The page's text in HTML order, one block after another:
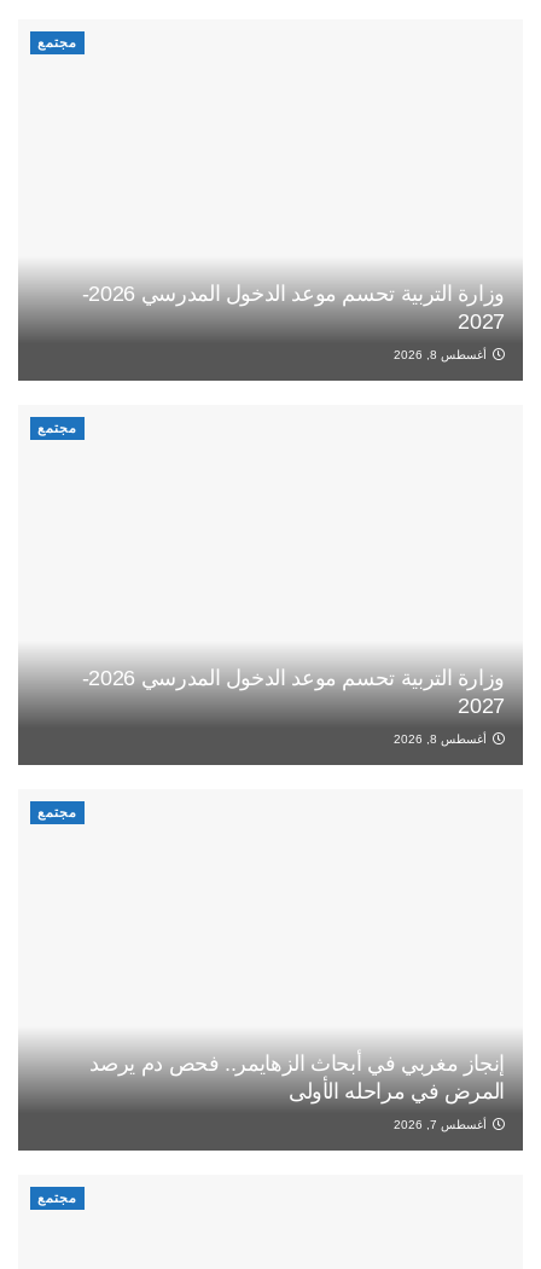
مجتمع
وزارة التربية تحسم موعد الدخول المدرسي 2026-
2027
أغسطس 8, 2026
مجتمع
وزارة التربية تحسم موعد الدخول المدرسي 2026-
2027
أغسطس 8, 2026
مجتمع
إنجاز مغربي في أبحاث الزهايمر.. فحص دم يرصد
المرض في مراحله الأولى
أغسطس 7, 2026
مجتمع